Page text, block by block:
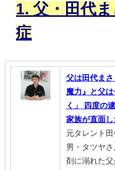
1. 父・田代
症
父は田代ま
魔力』と父
く」 四度の
家族が直面
元タレント
男・タツヤ
剤に溺れた